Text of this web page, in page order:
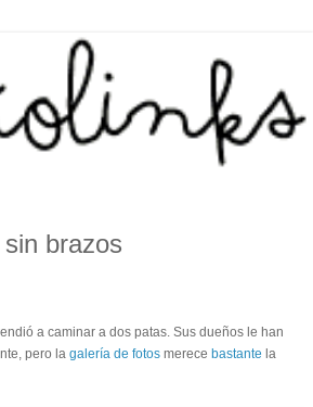
brazos
a caminar a dos patas. Sus dueños le han
pero la galería de fotos merece bastante la